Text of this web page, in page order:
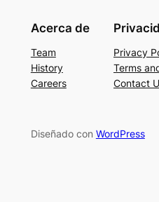
Acerca de
Team
History
Careers
Privacy
Terms
Contact
Diseñado con WordPress